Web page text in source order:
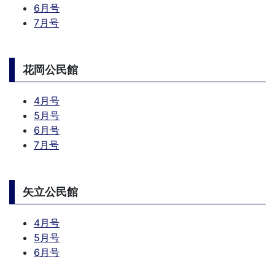
6月号
7月号
花岡公民館
4月号
5月号
6月号
7月号
矢立公民館
4月号
5月号
6月号